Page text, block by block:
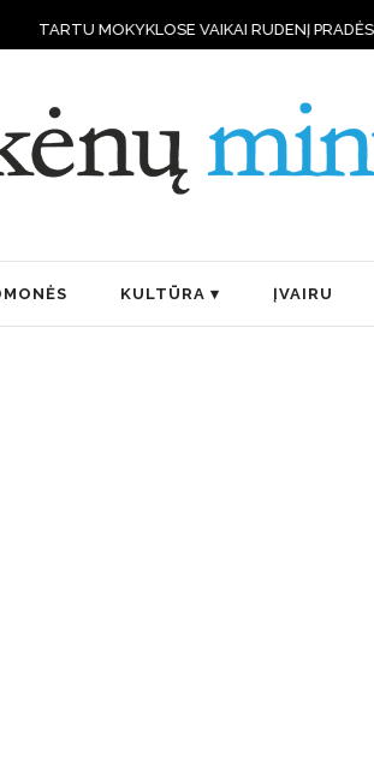
VAIKAI RUDENĮ PRADĖS MOKYTIS
KULTŪRA ĮVAIRU